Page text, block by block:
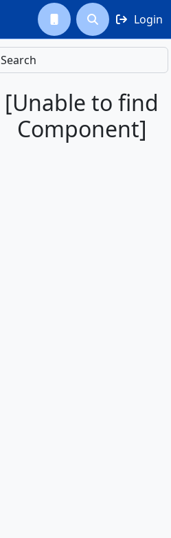
  Login
Search
[Unable to find
Component]